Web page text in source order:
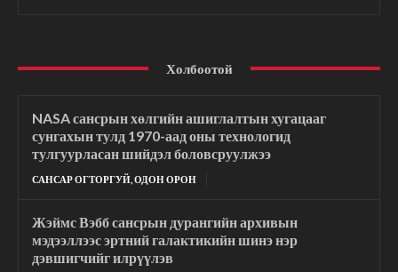
Холбоотой
NASA сансрын хөлгийн ашиглалтын хугацааг
сунгахын тулд 1970-аад оны технологид
тулгуурласан шийдэл боловсруулжээ
САНСАР ОГТОРГУЙ, ОДОН ОРОН
Жэймс Вэбб сансрын дурангийн архивын
мэдээллээс эртний галактикийн шинэ нэр
дэвшигчийг илрүүлэв